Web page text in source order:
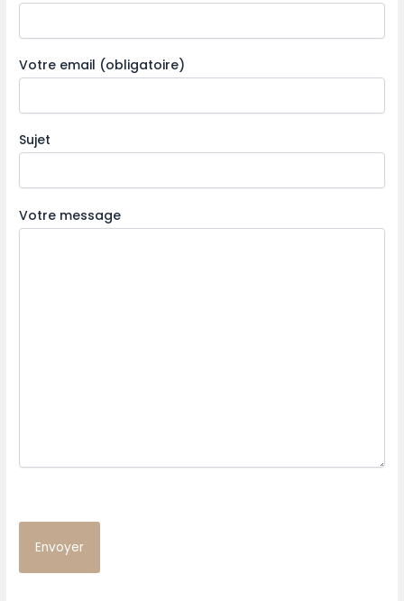
Votre email (obligatoire)
Sujet
Votre message